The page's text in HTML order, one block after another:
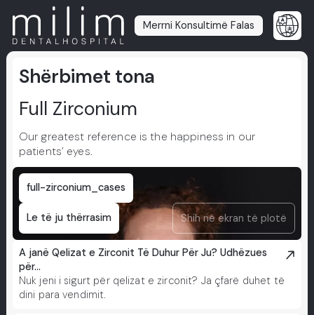
Merrni Konsultimë Falas
Shërbimet tona
Full Zirconium
Our greatest reference is the happiness in our
patients’ eyes.
full-zirconium_cases
Le të ju thërrasim Shih në ekran të plotë
A janë Qelizat e Zirconit Të Duhur Për Ju? Udhëzues
për...
Nuk jeni i sigurt për qelizat e zirconit? Ja çfarë duhet të
dini para vendimit.